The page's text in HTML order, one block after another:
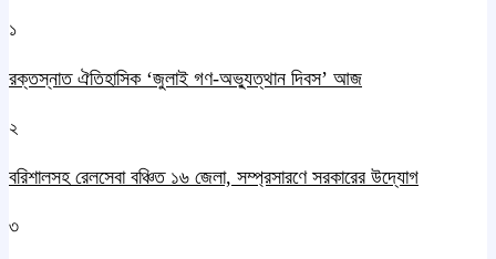
১
রক্তস্নাত ঐতিহাসিক ‌‘জুলাই গণ-অভ্যুত্থান দিবস’ আজ
২
বরিশালসহ রেলসেবা বঞ্চিত ১৬ জেলা, সম্প্রসারণে সরকারের উদ্যোগ
৩